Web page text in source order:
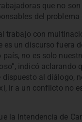
que no
del problema
trabajo con
es un discurso fuera
país, no es solo
indicó aclarando
dispuesto al diálogo,
ir a un conflicto no
la Intendencia de